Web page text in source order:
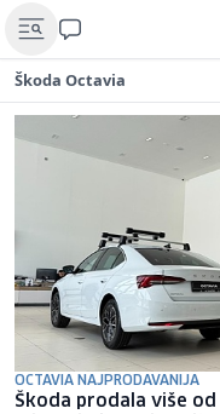
Škoda Octavia
OCTAVIA NAJPRODAVANIJA
Škoda prodala više